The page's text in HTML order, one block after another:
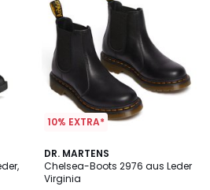
10% EXTRA*
DR. MARTENS
Chelsea-Boots 2976 aus Leder
Virginia
4,6
/ 5